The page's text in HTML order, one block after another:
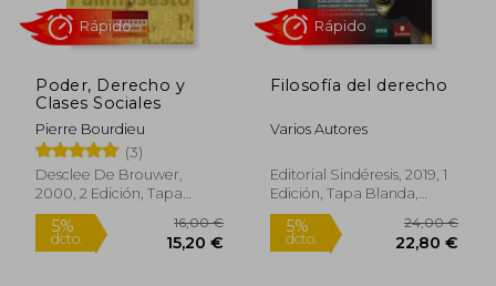
Poder, Derecho y
Clases Sociales
Pierre Bourdieu
(3)
Desclee De Brouwer,
2000, 2 Edición, Tapa
Blanda, Nuevo
Filosofía del derecho
Varios Autores
Editorial Sindéresis, 2019, 1
Edición, Tapa Blanda,
Nuevo